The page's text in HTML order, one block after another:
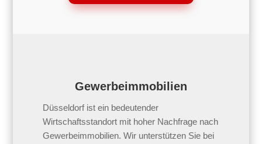
Gewerbeimmobilien
Düsseldorf ist ein bedeutender
Wirtschaftsstandort mit hoher Nachfrage nach
Gewerbeimmobilien. Wir unterstützen Sie bei